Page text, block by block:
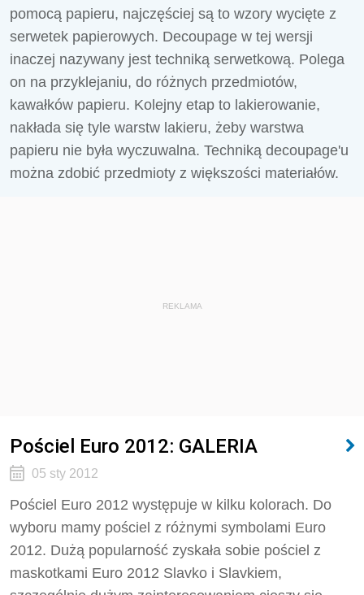
pomocą papieru, najczęściej są to wzory wycięte z
serwetek papierowych. Decoupage w tej wersji
inaczej nazywany jest techniką serwetkową. Polega
on na przyklejaniu, do różnych przedmiotów,
kawałków papieru. Kolejny etap to lakierowanie,
nakłada się tyle warstw lakieru, żeby warstwa
papieru nie była wyczuwalna. Techniką decoupage'u
można zdobić przedmioty z większości materiałów.
REKLAMA
Pościel Euro 2012: GALERIA
05 sty 2012
Pościel Euro 2012 występuje w kilku kolorach. Do
wyboru mamy pościel z różnymi symbolami Euro
2012. Dużą popularność zyskała sobie pościel z
maskotkami Euro 2012 Slavko i Slavkiem,